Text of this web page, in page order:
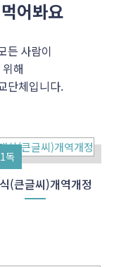
어봐요
든 사람이
해
단체입니다.
독
(큰글씨)개역개정